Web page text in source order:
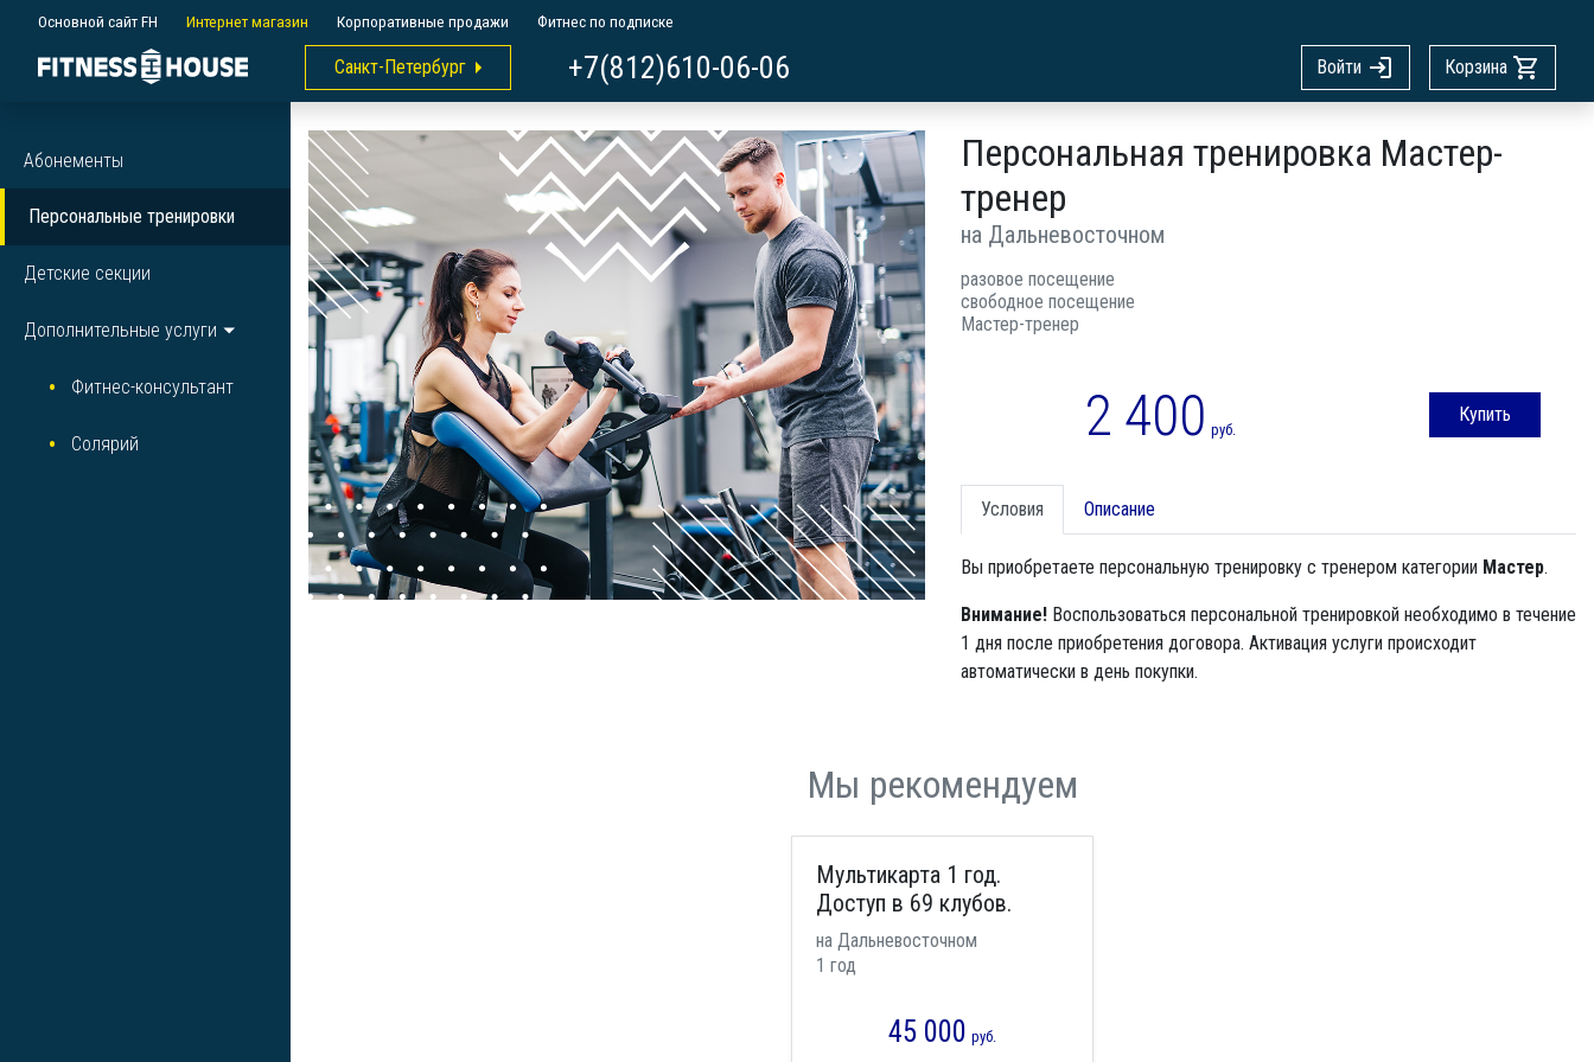
Основной сайт FH Интернет магазин Корпоративные продажи Фитнес по подписке
Санкт-Петербург +7(812)610-06-06 Войти Корзина
Абонементы
Персональные тренировки
Детские секции
Дополнительные услуги
Фитнес-консультант
Солярий
Персональная тренировка Мастер-
тренер
на Дальневосточном
разовое посещение
свободное посещение
Мастер-тренер
2 400 руб.
Купить
Условия Описание
Вы приобретаете персональную тренировку с тренером категории Мастер.
Внимание!Воспользоваться персональной тренировкой необходимо в течение
1 дня после приобретения договора. Активация услуги происходит
автоматически в день покупки.
Мы рекомендуем
Мультикарта 1 год.
Доступ в 69 клубов.
на Дальневосточном
1 год
45 000 руб.